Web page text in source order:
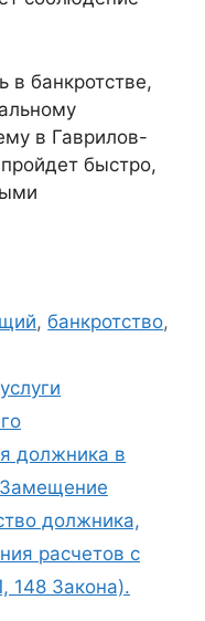
в банкротстве,
в Гаврилов-
быстро,
,банкротство,
должника в
Замещение
должника,
расчетов с
148 Закона).